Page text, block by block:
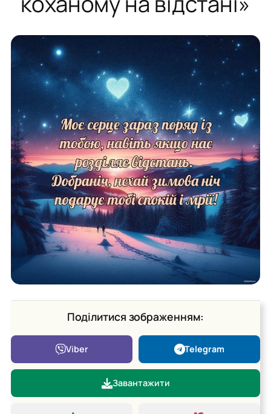
Поділитися зображенням:
Viber Telegram
Завантажити